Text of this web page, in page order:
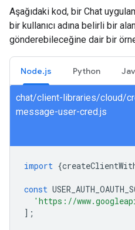
Aşağıdaki kod, bir Chat
bir kullanıcı adına belirli bir
gönderebileceğine dair bir
Node.js Python
chat/client-libraries/cloud/
message-user-cred.js
import {
const
'https://
];